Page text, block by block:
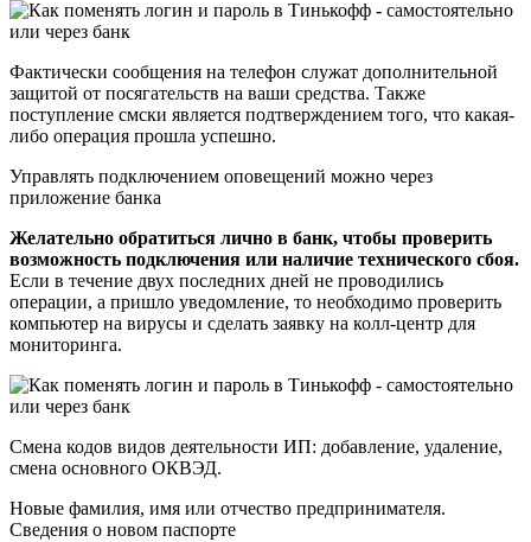
Фактически сообщения на телефон служат дополнительной
защитой от посягательств на ваши средства. Также
поступление смски является подтверждением того, что какая-
либо операция прошла успешно.
Управлять подключением оповещений можно через
приложение банка
Желательно обратиться лично в банк, чтобы проверить
возможность подключения или наличие технического сбоя.
Если в течение двух последних дней не проводились
операции, а пришло уведомление, то необходимо проверить
компьютер на вирусы и сделать заявку на колл-центр для
мониторинга.
Смена кодов видов деятельности ИП: добавление, удаление,
смена основного ОКВЭД.
Новые фамилия, имя или отчество предпринимателя.
Сведения о новом паспорте